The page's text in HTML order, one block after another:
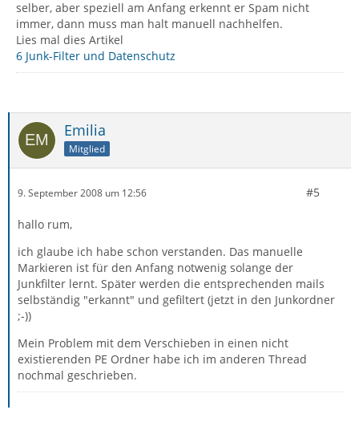
selber, aber speziell am Anfang erkennt er Spam nicht
immer, dann muss man halt manuell nachhelfen.
Lies mal dies Artikel
6 Junk-Filter und Datenschutz
Emilia
Mitglied
9. September 2008 um 12:56 #5
hallo rum,
ich glaube ich habe schon verstanden. Das manuelle
Markieren ist für den Anfang notwenig solange der
Junkfilter lernt. Später werden die entsprechenden mails
selbständig "erkannt" und gefiltert (jetzt in den Junkordner
;-))
Mein Problem mit dem Verschieben in einen nicht
existierenden PE Ordner habe ich im anderen Thread
nochmal geschrieben.